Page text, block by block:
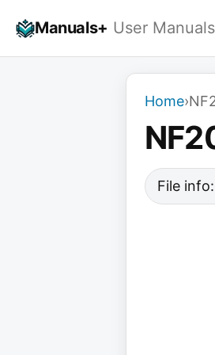
Manuals+ User
Home›
File